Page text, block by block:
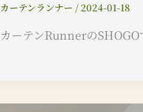
カーテンランナー /2024-01-18
カーテンRunnerのSHOGO